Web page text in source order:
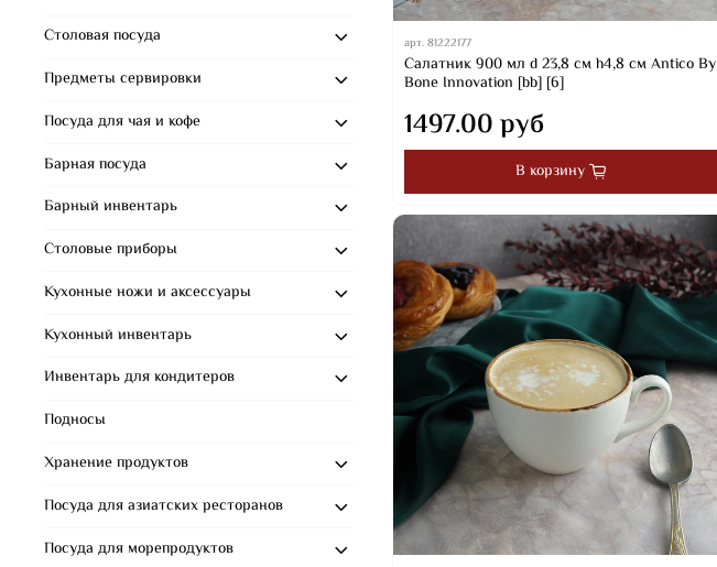
арт.81222177
Салатник 900 мл d 23,8 см h4,8 см Antico By
Bone Innovation [bb] [6]
1497.00 руб
В корзину
Столовая посуда
Предметы сервировки
Посуда для чая и кофе
Барная посуда
Барный инвентарь
Столовые приборы
Кухонные ножи и аксессуары
Кухонный инвентарь
Инвентарь для кондитеров
Подносы
Хранение продуктов
Посуда для азиатских ресторанов
Посуда для морепродуктов